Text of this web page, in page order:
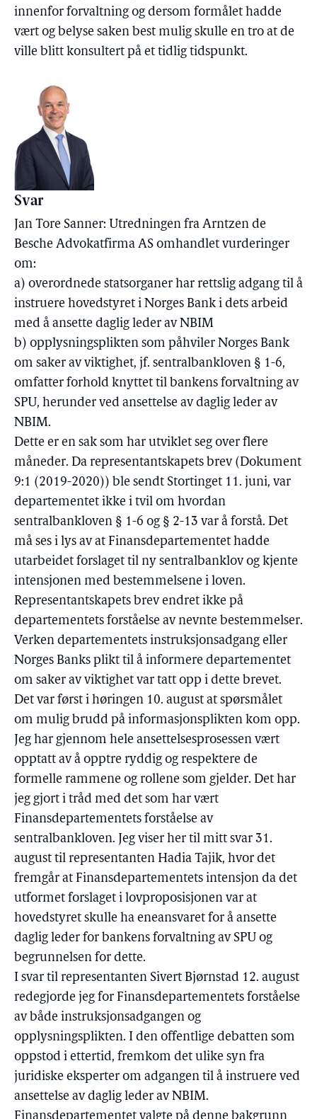
innenfor forvaltning og dersom formålet hadde
vært og belyse saken best mulig skulle en tro at de
ville blitt konsultert på et tidlig tidspunkt.
Svar
Jan Tore Sanner: Utredningen fra Arntzen de
Besche Advokatfirma AS omhandlet vurderinger
om:
a) overordnede statsorganer har rettslig adgang til å
instruere hovedstyret i Norges Bank i dets arbeid
med å ansette daglig leder av NBIM
b) opplysningsplikten som påhviler Norges Bank
om saker av viktighet, jf. sentralbankloven § 1-6,
omfatter forhold knyttet til bankens forvaltning av
SPU, herunder ved ansettelse av daglig leder av
NBIM.
Dette er en sak som har utviklet seg over flere
måneder. Da representantskapets brev (Dokument
9:1 (2019-2020)) ble sendt Stortinget 11. juni, var
departementet ikke i tvil om hvordan
sentralbankloven § 1-6 og § 2-13 var å forstå. Det
må ses i lys av at Finansdepartementet hadde
utarbeidet forslaget til ny sentralbanklov og kjente
intensjonen med bestemmelsene i loven.
Representantskapets brev endret ikke på
departementets forståelse av nevnte bestemmelser.
Verken departementets instruksjonsadgang eller
Norges Banks plikt til å informere departementet
om saker av viktighet var tatt opp i dette brevet.
Det var først i høringen 10. august at spørsmålet
om mulig brudd på informasjonsplikten kom opp.
Jeg har gjennom hele ansettelsesprosessen vært
opptatt av å opptre ryddig og respektere de
formelle rammene og rollene som gjelder. Det har
jeg gjort i tråd med det som har vært
Finansdepartementets forståelse av
sentralbankloven. Jeg viser her til mitt svar 31.
august til representanten Hadia Tajik, hvor det
fremgår at Finansdepartementets intensjon da det
utformet forslaget i lovproposisjonen var at
hovedstyret skulle ha eneansvaret for å ansette
daglig leder for bankens forvaltning av SPU og
begrunnelsen for dette.
I svar til representanten Sivert Bjørnstad 12. august
redegjorde jeg for Finansdepartementets forståelse
av både instruksjonsadgangen og
opplysningsplikten. I den offentlige debatten som
oppstod i ettertid, fremkom det ulike syn fra
juridiske eksperter om adgangen til å instruere ved
ansettelse av daglig leder av NBIM.